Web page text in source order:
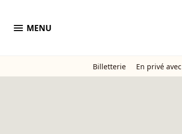
menu MENU
Billetterie En privé avec